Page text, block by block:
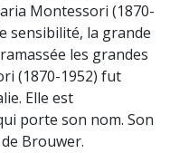
Montessori (1870-
sensibilité, la grande
les grandes
(1870-1952) fut
Elle est
porte son nom. Son
Brouwer.